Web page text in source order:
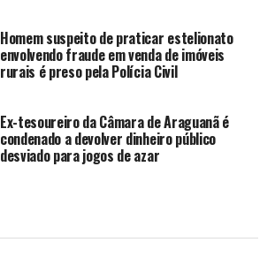
Homem suspeito de praticar estelionato
envolvendo fraude em venda de imóveis
rurais é preso pela Polícia Civil
Ex-tesoureiro da Câmara de Araguanã é
condenado a devolver dinheiro público
desviado para jogos de azar